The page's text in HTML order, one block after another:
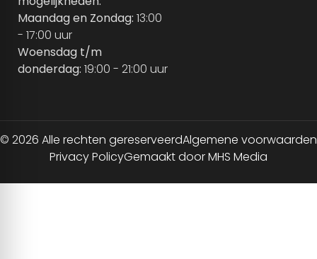
Maandag en Zondag: 13:00
- 17:00 uur
Woensdag t/m
donderdag: 19:00 - 21:00 uur
© 2026 Alle rechten gereserveerdAlgemene voorwaarden
Privacy PolicyGemaakt door MHS Media